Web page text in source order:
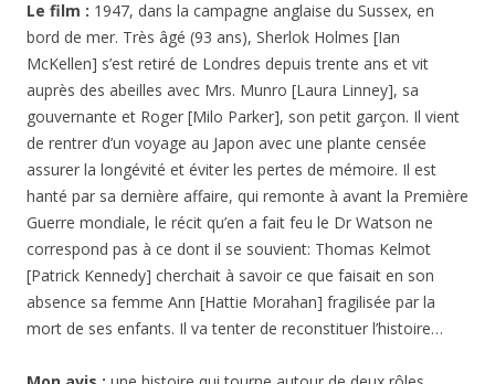
Le film : 1947, dans la campagne anglaise du Sussex, en
bord de mer. Très âgé (93 ans), Sherlok Holmes [Ian
McKellen] s’est retiré de Londres depuis trente ans et vit
auprès des abeilles avec Mrs. Munro [Laura Linney], sa
gouvernante et Roger [Milo Parker], son petit garçon. Il vient
de rentrer d’un voyage au Japon avec une plante censée
assurer la longévité et éviter les pertes de mémoire. Il est
hanté par sa dernière affaire, qui remonte à avant la Première
Guerre mondiale, le récit qu’en a fait feu le Dr Watson ne
correspond pas à ce dont il se souvient: Thomas Kelmot
[Patrick Kennedy] cherchait à savoir ce que faisait en son
absence sa femme Ann [Hattie Morahan] fragilisée par la
mort de ses enfants. Il va tenter de reconstituer l’histoire…